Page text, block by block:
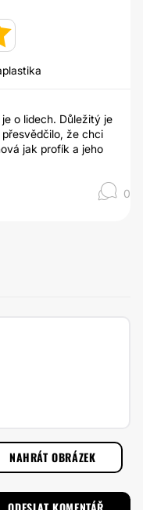
o lidech. Důležitý je
že chci
jak profík a jeho
0
NAHRÁT OBRÁZEK